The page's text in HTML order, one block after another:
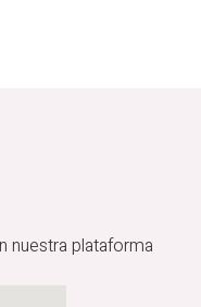
nuestra plataforma